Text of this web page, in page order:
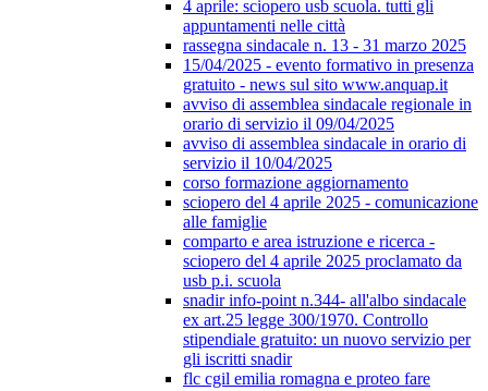
4 aprile: sciopero usb scuola. tutti gli
appuntamenti nelle città
rassegna sindacale n. 13 - 31 marzo 2025
15/04/2025 - evento formativo in presenza
gratuito - news sul sito www.anquap.it
avviso di assemblea sindacale regionale in
orario di servizio il 09/04/2025
avviso di assemblea sindacale in orario di
servizio il 10/04/2025
corso formazione aggiornamento
sciopero del 4 aprile 2025 - comunicazione
alle famiglie
comparto e area istruzione e ricerca -
sciopero del 4 aprile 2025 proclamato da
usb p.i. scuola
snadir info-point n.344- all'albo sindacale
ex art.25 legge 300/1970. Controllo
stipendiale gratuito: un nuovo servizio per
gli iscritti snadir
flc cgil emilia romagna e proteo fare